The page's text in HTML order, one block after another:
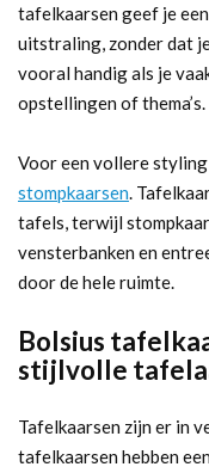
tafelkaarsen geef je
uitstraling, zonder dat
vooral handig als je
opstellingen of thema’s.
Voor een vollere
stompkaarsen.
tafels, terwijl
vensterbanken en
door de hele ruimte.
Bolsius
stijlvolle
Tafelkaarsen zijn er in
tafelkaarsen hebben